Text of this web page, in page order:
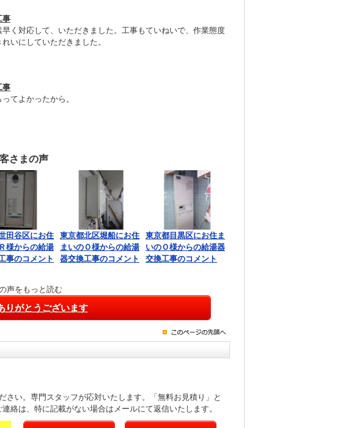
事
く対応して、いただきました。工事もていねいで、作業態度
いにしていただきました。
事
てよかったから。
さまの声
田谷区にお住
様からの給湯
事のコメント
東京都北区堀船にお住
まいのＯ様からの給湯
器交換工事のコメント
東京都目黒区にお住ま
いのＯ様からの給湯器
交換工事のコメント
声をもっと読む
りがとうございます
さい。専門スタッフが応対いたします。「無料お見積り」と
連絡は、特に記載がない場合はメールにて返信いたします。